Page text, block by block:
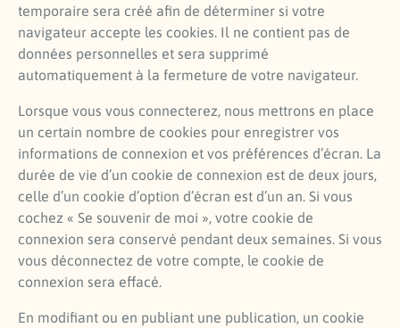
temporaire sera créé afin de déterminer si votre
navigateur accepte les cookies. Il ne contient pas de
données personnelles et sera supprimé
automatiquement à la fermeture de votre navigateur.
Lorsque vous vous connecterez, nous mettrons en place
un certain nombre de cookies pour enregistrer vos
informations de connexion et vos préférences d’écran. La
durée de vie d’un cookie de connexion est de deux jours,
celle d’un cookie d’option d’écran est d’un an. Si vous
cochez « Se souvenir de moi », votre cookie de
connexion sera conservé pendant deux semaines. Si vous
vous déconnectez de votre compte, le cookie de
connexion sera effacé.
En modifiant ou en publiant une publication, un cookie